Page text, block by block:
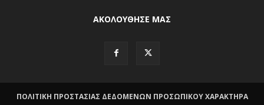
ΑΚΟΛΟΥΘΗΣΕ ΜΑΣ
ΠΟΛΙΤΙΚΗ ΠΡΟΣΤΑΣΙΑΣ ΔΕΔΟΜΕΝΩΝ ΠΡΟΣΩΠΙΚΟΥ ΧΑΡΑΚΤΗΡΑ